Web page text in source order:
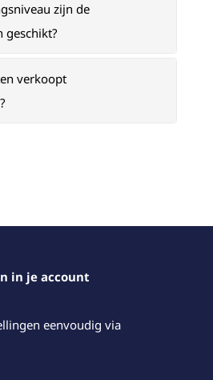
zijn de
geschikt?
verkoopt
in je account
eenvoudig via